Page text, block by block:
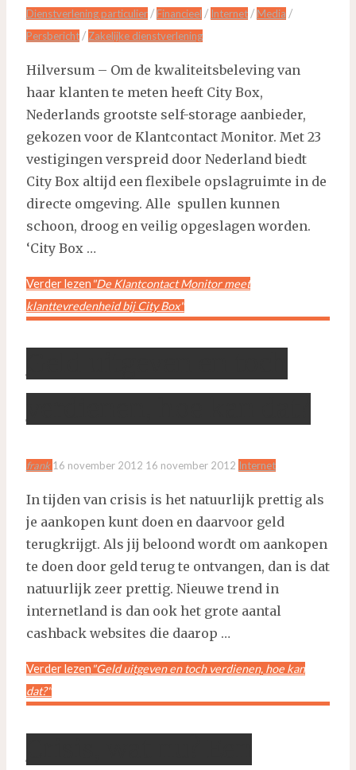
Dienstverlening particulier/ Financieel / Internet/ Media /
Persbericht/ Zakelijke dienstverlening
Hilversum – Om de kwaliteitsbeleving van
haar klanten te meten heeft City Box,
Nederlands grootste self-storage aanbieder,
gekozen voor de Klantcontact Monitor. Met 23
vestigingen verspreid door Nederland biedt
City Box altijd een flexibele opslagruimte in de
directe omgeving. Alle spullen kunnen
schoon, droog en veilig opgeslagen worden.
‘City Box …
Verder lezen "De Klantcontact Monitor meet
klanttevredenheid bij City Box"
frank 16 november 2012 16 november 2012 Internet
In tijden van crisis is het natuurlijk prettig als
je aankopen kunt doen en daarvoor geld
terugkrijgt. Als jij beloond wordt om aankopen
te doen door geld terug te ontvangen, dan is dat
natuurlijk zeer prettig. Nieuwe trend in
internetland is dan ook het grote aantal
cashback websites die daarop …
Verder lezen "Geld uitgeven en toch verdienen, hoe kan
dat?"